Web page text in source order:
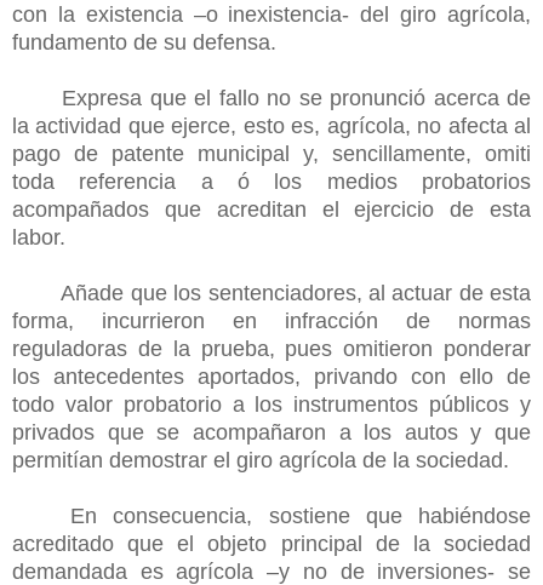
con la existencia –o inexistencia- del giro agrícola,
fundamento de su defensa.
Expresa que el fallo no se pronunció acerca de
la actividad que ejerce, esto es, agrícola, no afecta al
pago de patente municipal y, sencillamente, omiti
toda referencia a ó los medios probatorios
acompañados que acreditan el ejercicio de esta
labor.
Añade que los sentenciadores, al actuar de esta
forma, incurrieron en infracción de normas
reguladoras de la prueba, pues omitieron ponderar
los antecedentes aportados, privando con ello de
todo valor probatorio a los instrumentos públicos y
privados que se acompañaron a los autos y que
permitían demostrar el giro agrícola de la sociedad.
En consecuencia, sostiene que habiéndose
acreditado que el objeto principal de la sociedad
demandada es agrícola –y no de inversiones- se